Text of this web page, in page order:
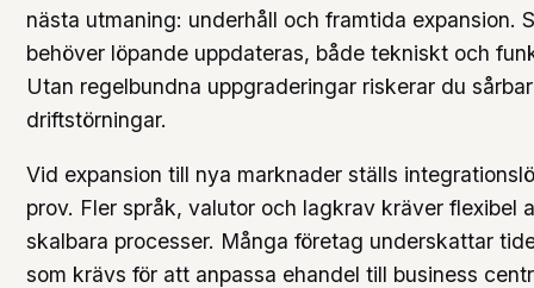
nästa utmaning: underhåll och framtida expansion.
behöver löpande uppdateras, både tekniskt och
Utan regelbundna uppgraderingar riskerar du
driftstörningar.
Vid expansion till nya marknader ställs
prov. Fler språk, valutor och lagkrav kräver flexibel
skalbara processer. Många företag underskattar
som krävs för att anpassa ehandel till business